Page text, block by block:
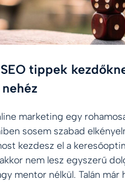
tippek
marketing egy
sosem szabad
kezdesz el a
nem lesz egyszerű
mentor nélkül. Talán már